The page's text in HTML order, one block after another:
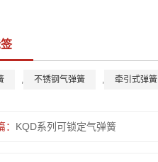
, 不锈钢气弹簧 , 牵引式弹簧
： KQD系列可锁定气弹簧